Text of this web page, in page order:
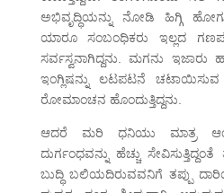
ಅಭಿವೃದ್ಧಿಯನ್ನು ನೋಡಿ ಹಿಗ್ಗಿ
ಯಾರೂ ಸಂಬಂಧಿಕರು ಇಲ್ಲದ
ಸರ್ವಸ್ವನಾಗಿದ್ದನು. ಮಗನು
ಇಂಗ್ಲಿಷನ್ನು ಲಟಪಟನೆ ಚಟಾಯಿಸುವ
ರೋಮಾಂಚನ ಹೊಂದುತ್ತಿದ್ದನು.
ಆದರೆ ಮರಿ ಧನಿಯು ಮಾತ್ರ
ದುರ್ಗಂಧವನ್ನು ಹೆಚ್ಚು
ಬುದ್ಧಿ ಬಲಿಯದಿರುವವನಿಗೆ ತಪ್ಪು